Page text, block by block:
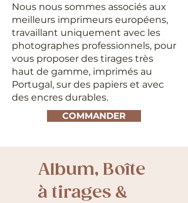
Nous nous sommes associés aux
meilleurs imprimeurs européens,
travaillant uniquement avec les
photographes professionnels, pour
vous proposer des tirages très
haut de gamme, imprimés au
Portugal, sur des papiers et avec
des encres durables.
COMMANDER
Album, Boîte
à tirages &